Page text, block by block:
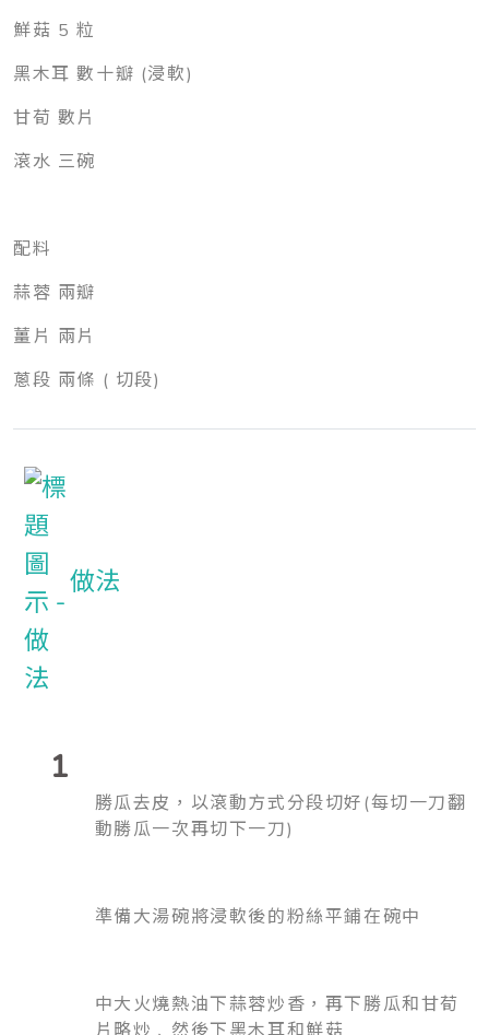
鮮菇 5 粒
黑木耳 數十瓣 (浸軟)
甘荀 數片
滾水 三碗
配料
蒜蓉 兩瓣
薑片 兩片
蔥段 兩條 ( 切段)
做法
1
勝瓜去皮，以滾動方式分段切好(每切一刀翻
動勝瓜一次再切下一刀)
準備大湯碗將浸軟後的粉絲平鋪在碗中
中大火燒熱油下蒜蓉炒香，再下勝瓜和甘荀